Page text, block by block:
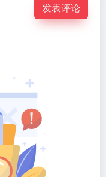
发表评论